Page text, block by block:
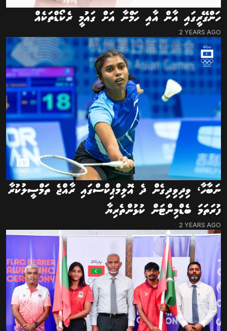
ހަންގޭރީގައި އާން އާއި ހަމްނާ އަށް ގައުމީ ރެކޯޑްތަކެއް
2 YEARS AGO
ނަބާހާ، ވިދިވިދިގެން ދެ އޮލިމްޕިކްސްގައި ރާއްޖެ ތަމްސީލުކުރާ
ފުރަތަމަ ބެޑްމިންޓަން ކުޅުންތެރިޔާ
2 YEARS AGO